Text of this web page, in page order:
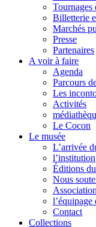
Tournages
Billetterie
Marchés
Presse
Partenaires
A voir à faire
Agenda
Parcours
Les
Activités
Le Cocon
Le musée
L’arrivée
l’institution
Éditions
Nous
l’équipage
Contact
Collections